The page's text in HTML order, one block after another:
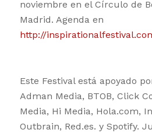
noviembre en el Círculo de
Madrid. Agenda en
http://
Este Festival está apoyado
Adman Media, BTOB, Click
Media, Hi Media, Hola.com,
Outbrain, Red.es. y Spotify.